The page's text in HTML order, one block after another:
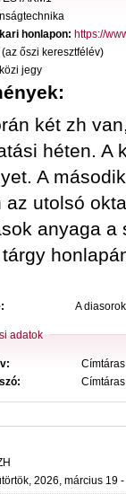
honlapon: https://
őszi keresztfélév)
jegy
két zh
héten. A
A
az utolsó
anyaga a
A
adatok
2026, március 19